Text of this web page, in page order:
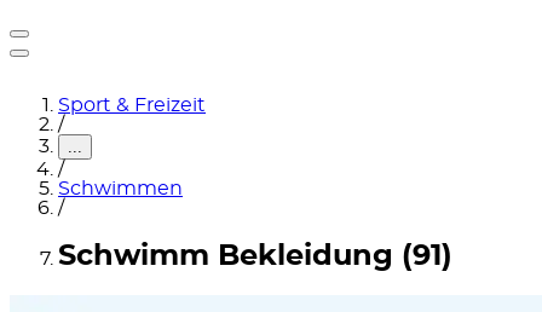
Sport & Freizeit
/
...
/
Schwimmen
/
Schwimm Bekleidung (91)